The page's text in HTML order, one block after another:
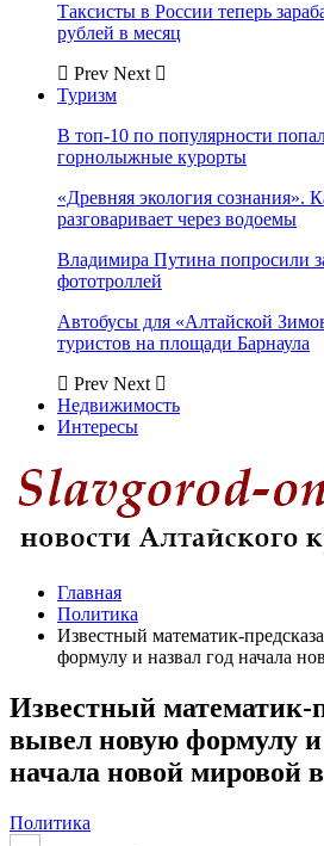
Таксисты в России теперь
рублей в месяц
Prev Next
Туризм
В топ-10 по популярности
горнолыжные курорты
«Древняя экология сознания».
разговаривает через водоемы
Владимира Путина попросили
фототроллей
Автобусы для «Алтайской
туристов на площади Барнаула
Prev Next
Недвижимость
Интересы
Главная
Политика
Известный математик-
формулу и назвал год начала
Известный математик-
вывел новую формулу и
начала новой мировой
Политика